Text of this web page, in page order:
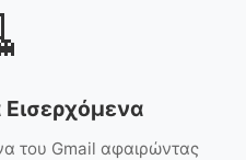
Εισερχόμενα
του Gmail αφαιρώντας